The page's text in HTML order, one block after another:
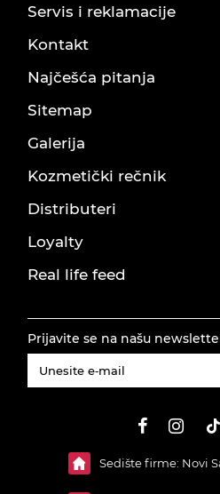
Servis i reklamacije
Kontakt
Najčešća pitanja
Sitemap
Galerija
Kozmetički rečnik
Distributeri
Loyalty
Real life feed
Prijavite se na našu
Sedište firme: Novi